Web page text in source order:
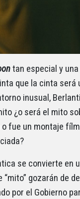
tan especial y
que la cinta
inusual,
¿o será el mito
fue un montaje
se convierte en
gozarán de
por el Gobierno